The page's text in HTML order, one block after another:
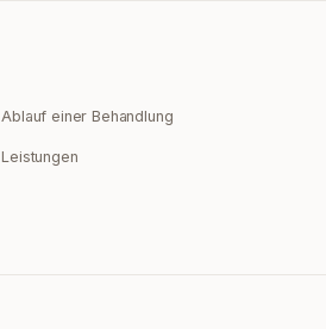
Ablauf einer Behandlung
Leistungen